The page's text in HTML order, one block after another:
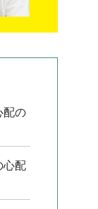
配の
心配